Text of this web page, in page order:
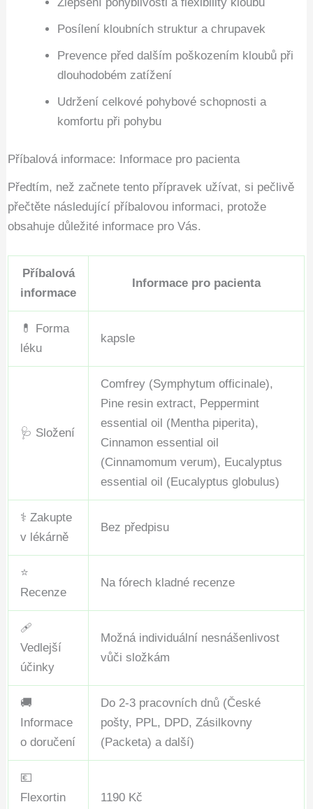
Zlepšení pohyblivosti a flexibility kloubů
Posílení kloubních struktur a chrupavek
Prevence před dalším poškozením kloubů při
dlouhodobém zatížení
Udržení celkové pohybové schopnosti a
komfortu při pohybu
Příbalová informace: Informace pro pacienta
Předtím, než začnete tento přípravek užívat, si pečlivě
přečtěte následující příbalovou informaci, protože
obsahuje důležité informace pro Vás.
Příbalová
informace
Informace pro pacienta
💊 Forma
léku
kapsle
🩺 Složení
Comfrey (Symphytum officinale),
Pine resin extract, Peppermint
essential oil (Mentha piperita),
Cinnamon essential oil
(Cinnamomum verum), Eucalyptus
essential oil (Eucalyptus globulus)
⚕️ Zakupte
v lékárně
Bez předpisu
⭐
Recenze
Na fórech kladné recenze
🩹
Vedlejší
účinky
Možná individuální nesnášenlivost
vůči složkám
🚚
Informace
o doručení
Do 2-3 pracovních dnů (České
pošty, PPL, DPD, Zásilkovny
(Packeta) a další)
💶
Flexortin
1190 Kč